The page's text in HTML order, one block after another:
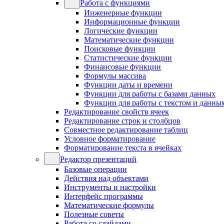
Работа с функциями
Инженерные функции
Информационные функции
Логические функции
Математические функции
Поисковые функции
Статистические функции
Финансовые функции
Формулы массива
Функции даты и времени
Функции для работы с базами данных
Функции для работы с текстом и
Редактирование свойств ячеек
Редактирование строк и столбцов
Совместное редактирование таблиц
Условное форматирование
Форматирование текста в ячейках
Редактор презентаций
Базовые операции
Действия над объектами
Инструменты и настройки
Интерфейс программы
Математические формулы
Полезные советы